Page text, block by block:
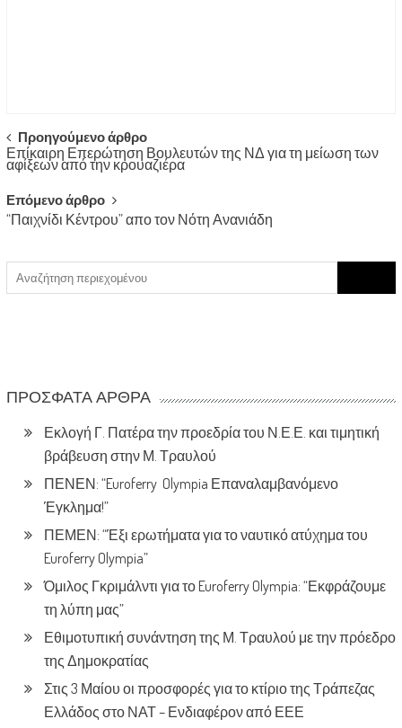
Post
navigation
Προηγούμενο άρθρο
Επίκαιρη Επερώτηση Βουλευτών της ΝΔ για τη μείωση των
αφίξεων από την κρουαζιέρα
Επόμενο άρθρο
“Παιχνίδι Κέντρου” απο τον Νότη Ανανιάδη
for:
ΠΡΌΣΦΑΤΑ ΆΡΘΡΑ
Εκλογή Γ. Πατέρα την προεδρία του Ν.Ε.Ε. και τιμητική
βράβευση στην Μ. Τραυλού
ΠΕΝΕΝ: “Euroferry Olympia Επαναλαμβανόμενο
Έγκλημα!”
ΠΕΜΕΝ: “Έξι ερωτήματα για το ναυτικό ατύχημα του
Euroferry Olympia”
Όμιλος Γκριμάλντι για το Euroferry Olympia: “Εκφράζουμε
τη λύπη μας”
Εθιμοτυπική συνάντηση της Μ. Τραυλού με την πρόεδρο
της Δημοκρατίας
Στις 3 Μαίου οι προσφορές για το κτίριο της Τράπεζας
Ελλάδος στο ΝΑΤ – Ενδιαφέρον από ΕΕΕ